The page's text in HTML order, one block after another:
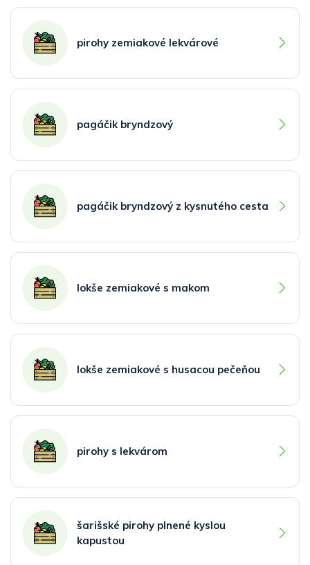
pirohy zemiakové lekvárové
pagáčik bryndzový
pagáčik bryndzový z kysnutého cesta
lokše zemiakové s makom
lokše zemiakové s husacou pečeňou
pirohy s lekvárom
šarišské pirohy plnené kyslou
kapustou